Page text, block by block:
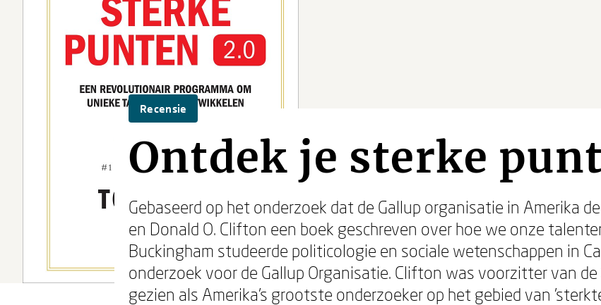
Recensie
Ontdek je sterke
Gebaseerd op het onderzoek dat de Gallup organisatie in Amerika
en Donald O. Clifton een boek geschreven over hoe we onze
Buckingham studeerde politicologie en sociale wetenschappen in
onderzoek voor de Gallup Organisatie. Clifton was voorzitter van
gezien als Amerika's grootste onderzoeker op het gebied van